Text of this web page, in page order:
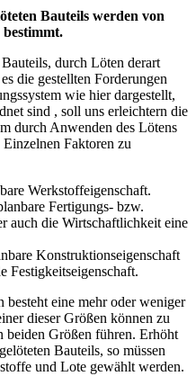
Bauteils werden von
durch Löten derart
die gestellten Forderungen
wie hier dargestellt,
sind , soll uns erleichtern die
durch Anwenden des Lötens
Faktoren zu
Werkstoffeigenschaft.
Fertigungs- bzw.
auch die Wirtschaftlichkeit eine
Konstruktionseigenschaft
Festigkeitseigenschaft.
besteht eine mehr oder weniger
dieser Größen können zu
beiden Größen führen. Erhöht
Bauteils, so müssen
und Lote gewählt werden.